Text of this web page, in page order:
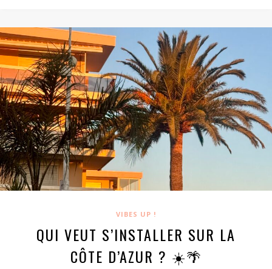
VIBES UP !
QUI VEUT S’INSTALLER SUR LA
CÔTE D’AZUR ? ☀️🌴